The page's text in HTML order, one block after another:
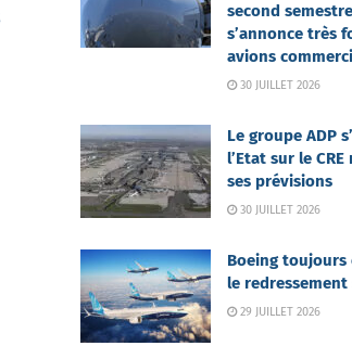
second
s’annonce très
avions
30 JUILLET 2026
Le groupe ADP
l’Etat sur le
ses prévisions
30 JUILLET 2026
Boeing toujours
le
29 JUILLET 2026